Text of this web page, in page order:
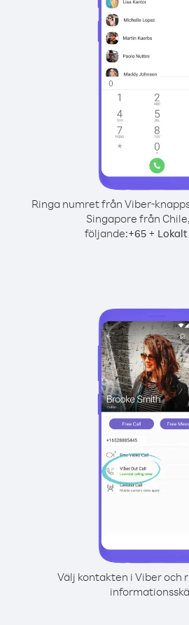
Ringa numret från Viber-
Singapore från
följande:+65+
Välj kontakten i Viber och